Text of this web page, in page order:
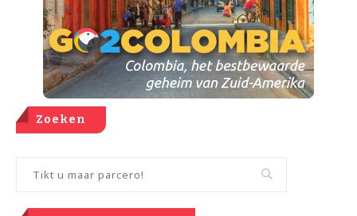
Zoeken